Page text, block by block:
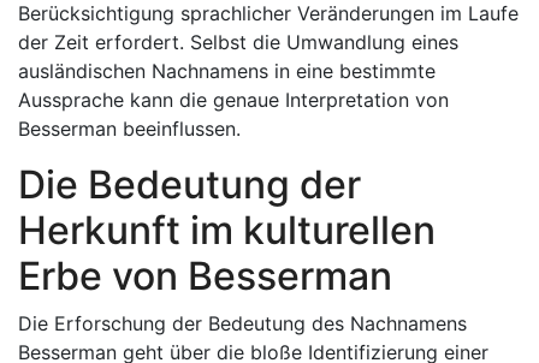
Berücksichtigung sprachlicher Veränderungen im Laufe
der Zeit erfordert. Selbst die Umwandlung eines
ausländischen Nachnamens in eine bestimmte
Aussprache kann die genaue Interpretation von
Besserman beeinflussen.
Die Bedeutung der
Herkunft im kulturellen
Erbe von Besserman
Die Erforschung der Bedeutung des Nachnamens
Besserman geht über die bloße Identifizierung einer